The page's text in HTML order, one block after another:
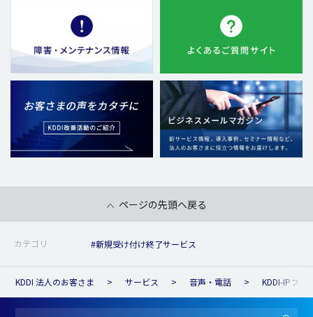
ページの先頭へ戻る
カテゴリ #新規受け付け終了サービス
KDDI 法人のお客さま サービス 音声・電話 KDDI-IPフォ